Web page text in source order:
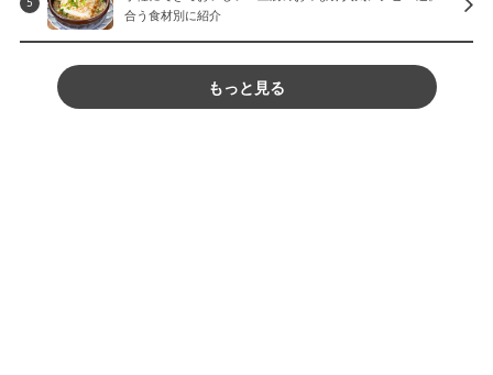
5
合う食材別に紹介
もっと見る